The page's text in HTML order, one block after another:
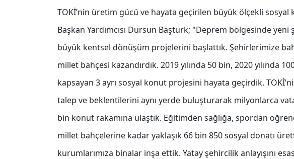
TOKİ’nin üretim gücü ve hayata geçirilen büyük ölçekli
Başkan Yardımcısı Dursun Baştürk; "Deprem bölgesinde
büyük kentsel dönüşüm projelerini başlattık. Şehirlerimize
millet bahçesi kazandırdık. 2019 yılında 50 bin, 2020 yılında
kapsayan 3 ayrı sosyal konut projesini hayata geçirdik.
talep ve beklentilerini aynı yerde buluşturarak milyonlarca
bin konut rakamına ulaştık. Eğitimden sağlığa, spordan
millet bahçelerine kadar yaklaşık 66 bin 850 sosyal donatı
kurumlarımıza binalar inşa ettik. Yatay şehircilik anlayışını